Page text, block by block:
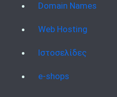
Domain Names
Web Hosting
Ιστοσελίδες
e-shops